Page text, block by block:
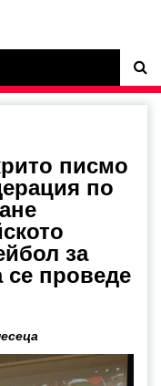
писмо
по
за
се проведе